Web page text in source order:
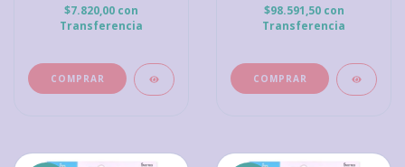
$7.820,00 con
Transferencia
$98.591,50 con
Transferencia